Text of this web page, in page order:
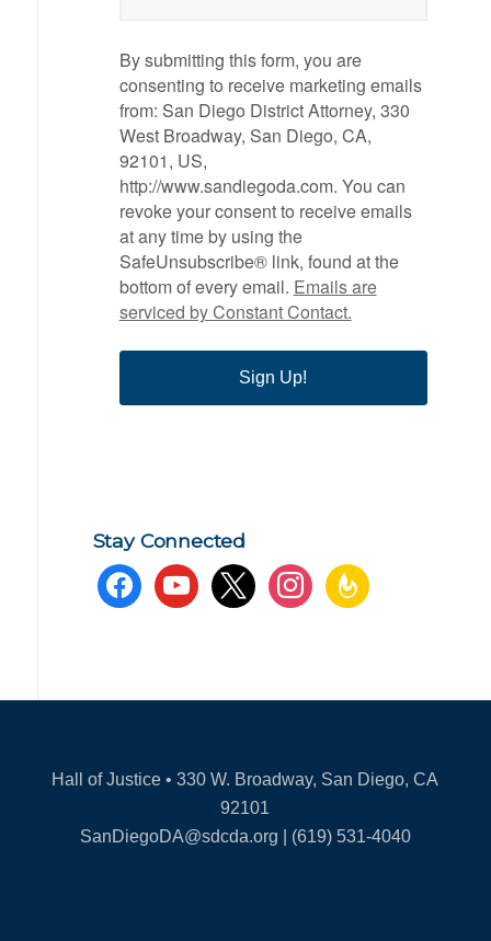
By submitting this form, you are
consenting to receive marketing emails
from: San Diego District Attorney, 330
West Broadway, San Diego, CA,
92101, US,
http://www.sandiegoda.com. You can
revoke your consent to receive emails
at any time by using the
SafeUnsubscribe® link, found at the
bottom of every email. Emails are
serviced by Constant Contact.
Sign Up!
Stay Connected
facebookyoutube x instagramfeedburner
Hall of Justice • 330 W. Broadway, San Diego, CA
92101
SanDiegoDA@sdcda.org | (619) 531-4040